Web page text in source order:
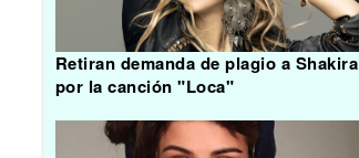
Retiran demanda de plagio a Shakira
por la canción "Loca"